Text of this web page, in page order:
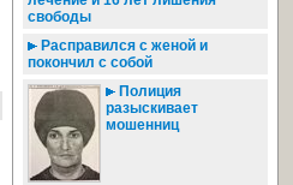
свободы
Расправился с женой и
покончил с собой
Полиция
разыскивает
мошенниц